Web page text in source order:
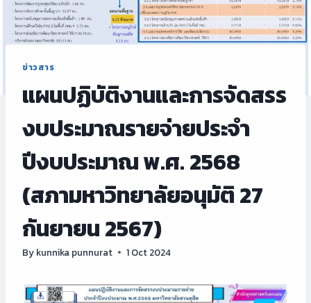
ข่าวสาร
แผนปฏิบัติงานและการจัดสรร
งบประมาณรายจ่ายประจำ
ปีงบประมาณ พ.ศ. 2568
(สภามหาวิทยาลัยอนุมัติ 27
กันยายน 2567)
By kunnika punnurat 1 Oct 2024